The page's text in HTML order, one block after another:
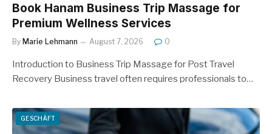
Book Hanam Business Trip Massage for
Premium Wellness Services
By Marie Lehmann August 7, 2026 0
Introduction to Business Trip Massage for Post Travel
Recovery Business travel often requires professionals to…
GESCHÄFT